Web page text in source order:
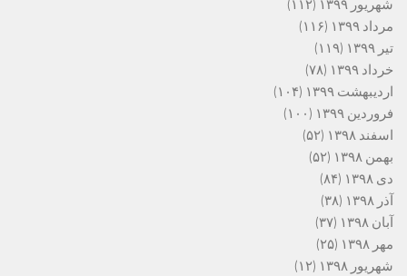
شهریور ۱۳۹۹
(۱۱۲)
مرداد ۱۳۹۹
(۱۱۶)
تیر ۱۳۹۹
(۱۱۹)
خرداد ۱۳۹۹
(۷۸)
اردیبهشت ۱۳۹۹
(۱۰۴)
فروردین ۱۳۹۹
(۱۰۰)
اسفند ۱۳۹۸
(۵۲)
بهمن ۱۳۹۸
(۵۲)
دی ۱۳۹۸
(۸۴)
آذر ۱۳۹۸
(۳۸)
آبان ۱۳۹۸
(۳۷)
مهر ۱۳۹۸
(۲۵)
شهریور ۱۳۹۸
(۱۲)